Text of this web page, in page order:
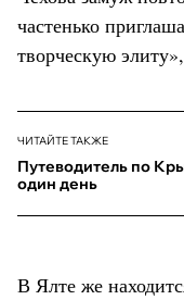
частенько
творческую
ЧИТАЙТЕ ТАКЖЕ
Путеводитель по
один день
В Ялте же